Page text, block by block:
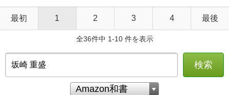
最初 1 2 3 4 最後
全36件中 1-10 件を表示
検索